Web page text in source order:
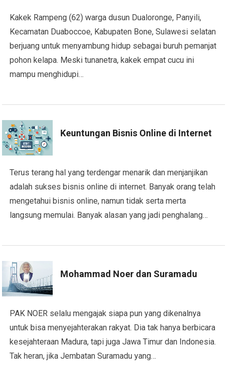
Kakek Rampeng (62) warga dusun Dualoronge, Panyili,
Kecamatan Duaboccoe, Kabupaten Bone, Sulawesi selatan
berjuang untuk menyambung hidup sebagai buruh pemanjat
pohon kelapa. Meski tunanetra, kakek empat cucu ini
mampu menghidupi…
Keuntungan Bisnis Online di Internet
Terus terang hal yang terdengar menarik dan menjanjikan
adalah sukses bisnis online di internet. Banyak orang telah
mengetahui bisnis online, namun tidak serta merta
langsung memulai. Banyak alasan yang jadi penghalang…
Mohammad Noer dan Suramadu
PAK NOER selalu mengajak siapa pun yang dikenalnya
untuk bisa menyejahterakan rakyat. Dia tak hanya berbicara
kesejahteraan Madura, tapi juga Jawa Timur dan Indonesia.
Tak heran, jika Jembatan Suramadu yang…